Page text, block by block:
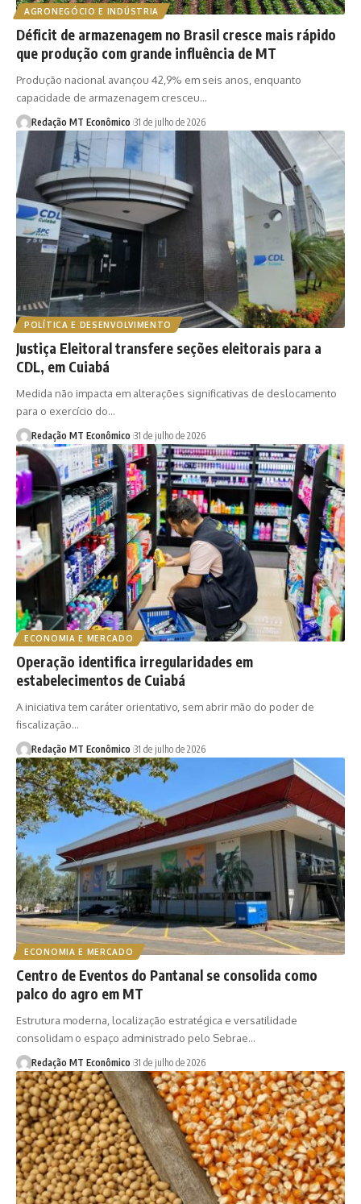
AGRONEGÓCIO E INDÚSTRIA
Déficit de armazenagem no Brasil cresce mais rápido
que produção com grande influência de MT
Produção nacional avançou 42,9% em seis anos, enquanto
capacidade de armazenagem cresceu…
Redação MT Econômico 31 de julho de 2026
POLÍTICA E DESENVOLVIMENTO
Justiça Eleitoral transfere seções eleitorais para a
CDL, em Cuiabá
Medida não impacta em alterações significativas de deslocamento
para o exercício do…
Redação MT Econômico 31 de julho de 2026
ECONOMIA E MERCADO
Operação identifica irregularidades em
estabelecimentos de Cuiabá
A iniciativa tem caráter orientativo, sem abrir mão do poder de
fiscalização…
Redação MT Econômico 31 de julho de 2026
ECONOMIA E MERCADO
Centro de Eventos do Pantanal se consolida como
palco do agro em MT
Estrutura moderna, localização estratégica e versatilidade
consolidam o espaço administrado pelo Sebrae…
Redação MT Econômico 31 de julho de 2026